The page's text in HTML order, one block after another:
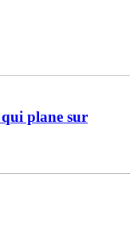
plane sur